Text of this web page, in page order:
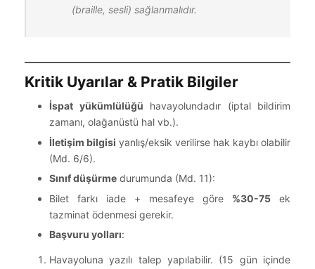
(braille, sesli) sağlanmalıdır.
Kritik Uyarılar & Pratik Bilgiler
İspat yükümlülüğü havayolundadır (iptal bildirim
zamanı, olağanüstü hal vb.).
İletişim bilgisi yanlış/eksik verilirse hak kaybı olabilir
(Md. 6/6).
Sınıf düşürme durumunda (Md. 11):
Bilet farkı iade + mesafeye göre %30-75 ek
tazminat ödenmesi gerekir.
Başvuru yolları:
Havayoluna yazılı talep yapılabilir. (15 gün içinde